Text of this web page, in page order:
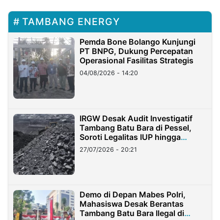
TAMBANG ENERGY
Pemda Bone Bolango Kunjungi
PT BNPG, Dukung Percepatan
Operasional Fasilitas Strategis
04/08/2026 - 14:20
IRGW Desak Audit Investigatif
Tambang Batu Bara di Pessel,
Soroti Legalitas IUP hingga
Stockpile
27/07/2026 - 20:21
Demo di Depan Mabes Polri,
Mahasiswa Desak Berantas
Tambang Batu Bara Ilegal di